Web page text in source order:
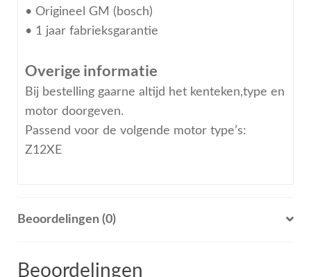
• Origineel GM (bosch)
• 1 jaar fabrieksgarantie
Overige informatie
Bij bestelling gaarne altijd het kenteken,type en
motor doorgeven.
Passend voor de volgende motor type’s:
Z12XE
Beoordelingen (0)
Beoordelingen